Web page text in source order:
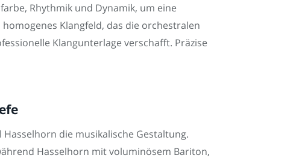
Rhythmik und Dynamik, um eine
Klangfeld, das die orchestralen
Klangunterlage verschafft. Präzise
die musikalische Gestaltung.
Hasselhorn mit voluminösem Bariton,